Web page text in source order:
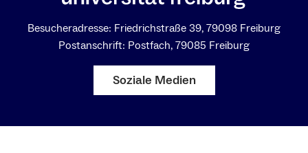
Besucheradresse: Friedrichstraße 39, 79098 Freiburg
Postanschrift: Postfach, 79085 Freiburg
Soziale Medien